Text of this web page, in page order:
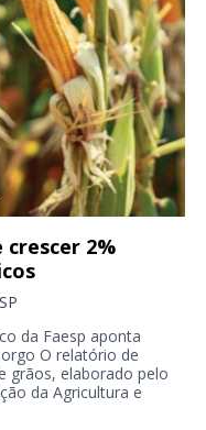
crescer 2%
da Faesp aponta
O relatório de
grãos, elaborado pelo
da Agricultura e